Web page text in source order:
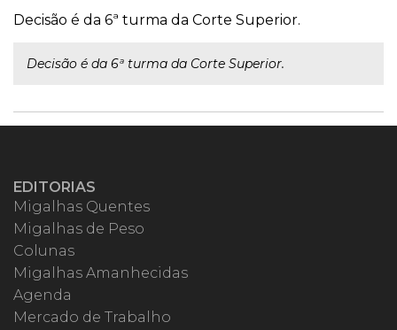
Decisão é da 6ª turma da Corte Superior.
Decisão é da 6ª turma da Corte Superior.
EDITORIAS
Migalhas Quentes
Migalhas de Peso
Colunas
Migalhas Amanhecidas
Agenda
Mercado de Trabalho